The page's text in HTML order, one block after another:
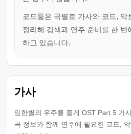
코드툴은 곡별로 가사와 코드, 악
정리해 검색과 연주 준비를 한 번
하고 있습니다.
가사
임한별의 우주를 줄게 OST Part 5 가
곡 정보와 함께 연주에 필요한 코드,